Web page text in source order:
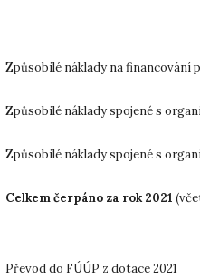
Způsobilé náklady na financování
Způsobilé náklady spojené s
Způsobilé náklady spojené s
Celkem čerpáno za rok 2021
Převod do FÚÚP z dotace 2021